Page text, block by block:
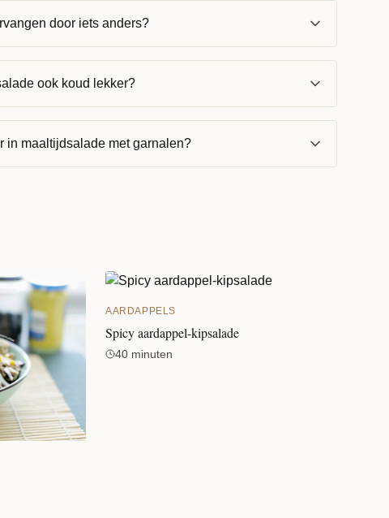
door iets anders?
ook koud lekker?
in maaltijdsalade met garnalen?
AARDAPPELS
Spicy aardappel-kipsalade
40 minuten